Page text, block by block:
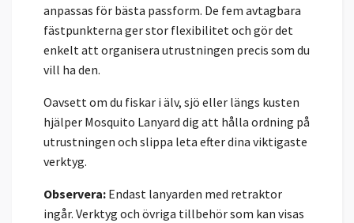
anpassas för bästa passform. De fem avtagbara
fästpunkterna ger stor flexibilitet och gör det
enkelt att organisera utrustningen precis som du
vill ha den.
Oavsett om du fiskar i älv, sjö eller längs kusten
hjälper Mosquito Lanyard dig att hålla ordning på
utrustningen och slippa leta efter dina viktigaste
verktyg.
Observera: Endast lanyarden med retraktor
ingår. Verktyg och övriga tillbehör som kan visas